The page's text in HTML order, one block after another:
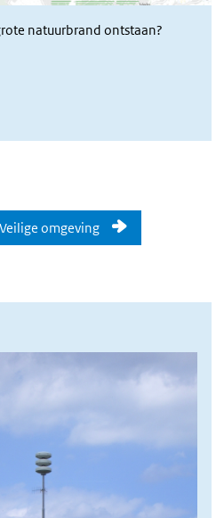
natuurbrand ontstaan?
omgeving